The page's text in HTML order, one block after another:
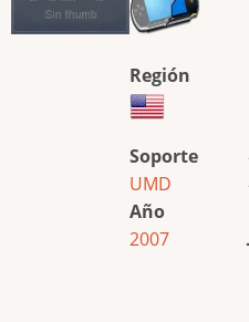
Región
Soporte
UMD
Año
2007